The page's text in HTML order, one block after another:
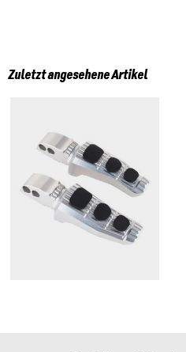
Zuletzt angesehene Artikel